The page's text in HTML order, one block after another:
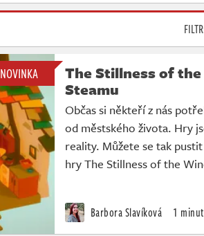
NOVINKA
The Stillness of
Steamu
Občas si někteří z nás
od městského života. Hry
reality. Můžete se tak
hry The Stillness of the
Barbora Slavíková 1